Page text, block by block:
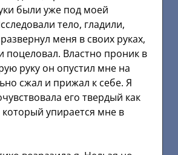
были уже под моей
тело, гладили,
меня в своих руках,
поцеловал. Властно проник в
руку он опустил мне на
сжал и прижал к себе. Я
его твердый как
упирается мне в